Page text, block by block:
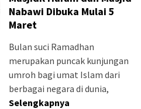
Nabawi Dibuka Mulai 5
Maret
Bulan suci Ramadhan
merupakan puncak kunjungan
umroh bagi umat Islam dari
berbagai negara di dunia,
Selengkapnya